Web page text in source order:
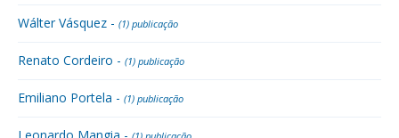
Wálter Vásquez - (1) publicação
Renato Cordeiro - (1) publicação
Emiliano Portela - (1) publicação